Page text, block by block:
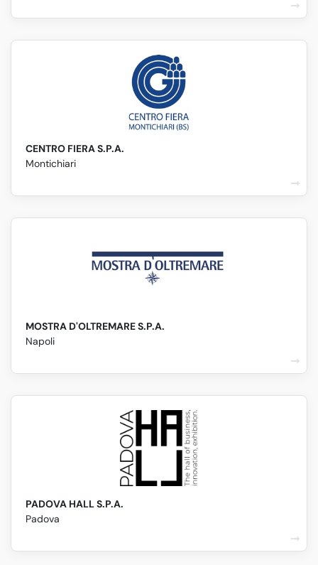
CENTRO FIERA S.P.A.
Montichiari
MOSTRA D'OLTREMARE S.P.A.
Napoli
PADOVA HALL S.P.A.
Padova